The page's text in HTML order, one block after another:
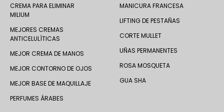
CREMA PARA ELIMINAR
MILIUM
MEJORES CREMAS
ANTICELULÍTICAS
MEJOR CREMA DE MANOS
MEJOR CONTORNO DE OJOS
MEJOR BASE DE MAQUILLAJE
PERFUMES ÁRABES
MANICURA FRANCESA
LIFTING DE PESTAÑAS
CORTE MULLET
UÑAS PERMANENTES
ROSA MOSQUETA
GUA SHA